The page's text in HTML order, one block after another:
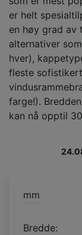
er helt
en høy grad av
alternativer
hver),
fleste
farge!).
kan nå opptil
mm
Bredde: